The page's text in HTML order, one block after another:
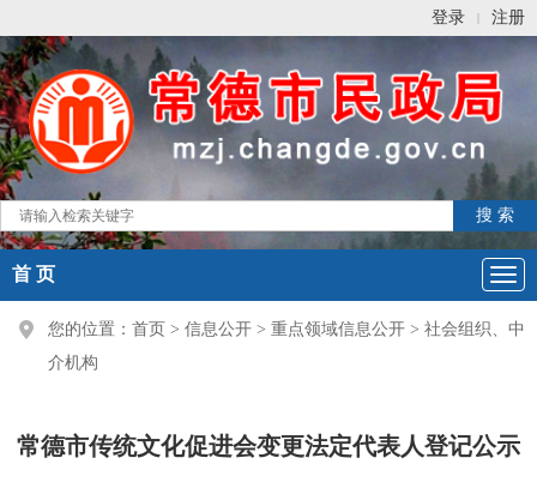
登录 | 注册
首 页
您的位置： 首页 > 信息公开 > 重点领域信息公开 > 社会组织、中
介机构
常德市传统文化促进会变更法定代表人登记公示